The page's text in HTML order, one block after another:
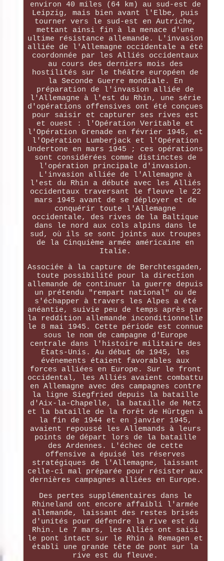
environ 40 miles (64 km) au sud-est de
Leipzig, mais bien avant l'Elbe, puis
tourner vers le sud-est en Autriche,
mettant ainsi fin à la menace d'une
ultime résistance allemande. L'invasion
alliée de l'Allemagne occidentale a été
coordonnée par les Alliés occidentaux
au cours des derniers mois des
hostilités sur le théâtre européen de
la Seconde Guerre mondiale. En
préparation de l'invasion alliée de
l'Allemagne à l'est du Rhin, une série
d'opérations offensives ont été conçues
pour saisir et capturer ses rives est
et ouest : l'Opération Veritable et
l'Opération Grenade en février 1945, et
l'Opération Lumberjack et l'Opération
Undertone en mars 1945 ; ces opérations
sont considérées comme distinctes de
l'opération principale d'invasion.
L'invasion alliée de l'Allemagne à
l'est du Rhin a débuté avec les Alliés
occidentaux traversant le fleuve le 22
mars 1945 avant de se déployer et de
conquérir toute l'Allemagne
occidentale, des rives de la Baltique
dans le nord aux cols alpins dans le
sud, où ils se sont joints aux troupes
de la Cinquième armée américaine en
Italie.
Associée à la capture de Berchtesgaden,
toute possibilité pour la direction
allemande de continuer la guerre depuis
un prétendu "rempart national" ou de
s'échapper à travers les Alpes a été
anéantie, suivie peu de temps après par
la reddition allemande inconditionnelle
le 8 mai 1945. Cette période est connue
sous le nom de campagne d'Europe
centrale dans l'histoire militaire des
États-Unis. Au début de 1945, les
événements étaient favorables aux
forces alliées en Europe. Sur le front
occidental, les Alliés avaient combattu
en Allemagne avec des campagnes contre
la ligne Siegfried depuis la bataille
d'Aix-la-Chapelle, la bataille de Metz
et la bataille de la forêt de Hürtgen à
la fin de 1944 et en janvier 1945,
avaient repoussé les Allemands à leurs
points de départ lors de la bataille
des Ardennes. L'échec de cette
offensive a épuisé les réserves
stratégiques de l'Allemagne, laissant
celle-ci mal préparée pour résister aux
dernières campagnes alliées en Europe.
Des pertes supplémentaires dans le
Rhineland ont encore affaibli l'armée
allemande, laissant des restes brisés
d'unités pour défendre la rive est du
Rhin. Le 7 mars, les Alliés ont saisi
le pont intact sur le Rhin à Remagen et
établi une grande tête de pont sur la
rive est du fleuve.